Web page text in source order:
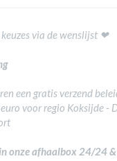
via de wenslijst ❤
een gratis verzend
voor regio Koksijde -
onze afhaalbox 24/24